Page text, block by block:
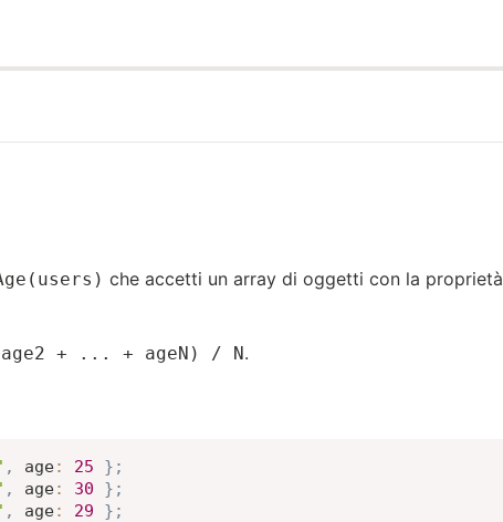
che accetti un array di oggetti con la proprietà
age2 + ... + ageN) / N.
, age: 25 } ;
, age: 30 } ;
, age: 29 } ;